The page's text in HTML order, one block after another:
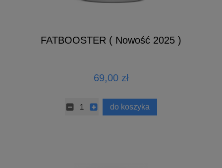
FATBOOSTER ( Nowość 2025 )
69,00 zł
do koszyka